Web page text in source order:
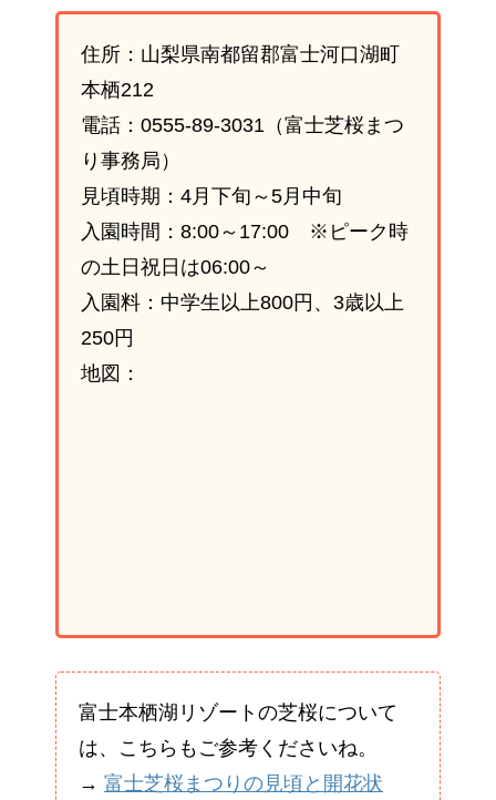
住所：山梨県南都留郡富士河口湖町
本栖212
電話：0555-89-3031（富士芝桜まつ
り事務局）
見頃時期：4月下旬～5月中旬
入園時間：8:00～17:00 ※ピーク時
の土日祝日は06:00～
入園料：中学生以上800円、3歳以上
250円
地図：
富士本栖湖リゾートの芝桜について
は、こちらもご参考くださいね。
→ 富士芝桜まつりの見頃と開花状